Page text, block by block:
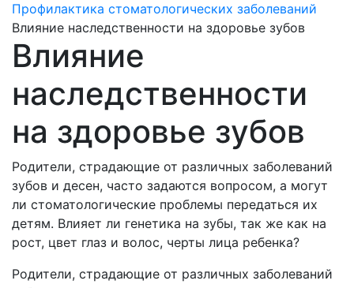
Профилактика стоматологических заболеваний
Влияние наследственности на здоровье зубов
Влияние
наследственности
на здоровье зубов
Родители, страдающие от различных заболеваний
зубов и десен, часто задаются вопросом, а могут
ли стоматологические проблемы передаться их
детям. Влияет ли генетика на зубы, так же как на
рост, цвет глаз и волос, черты лица ребенка?
Родители, страдающие от различных заболеваний